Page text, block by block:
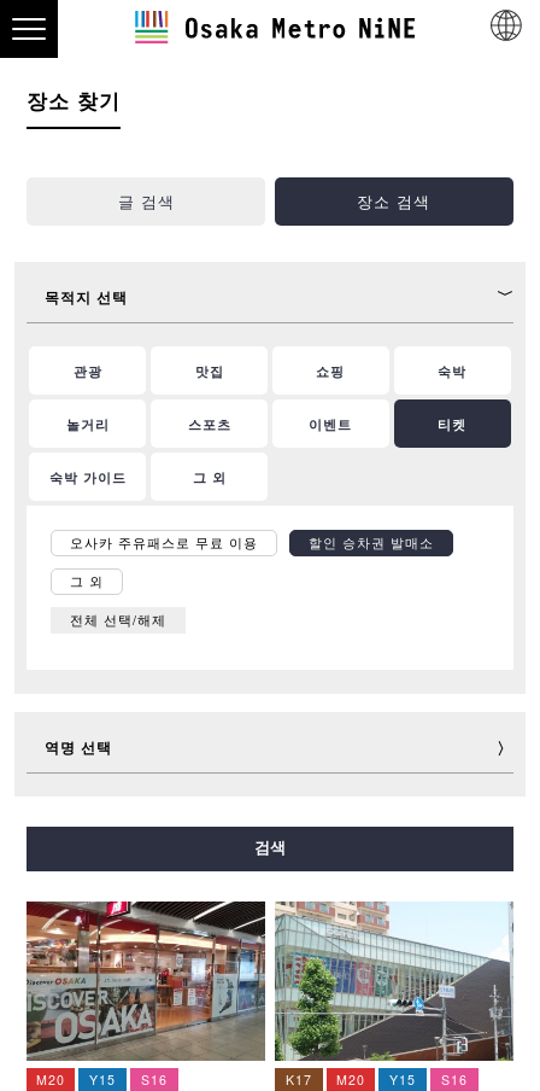
장소 찾기
글 검색 장소 검색
목적지 선택
관광 맛집 쇼핑 숙박
놀거리 스포츠 이벤트 티켓
숙박 가이드 그 외
오사카 주유패스로 무료 이용 할인 승차권 발매소
그 외
전체 선택/해제
역명 선택
사카이스지선
이마자토스지선 뉴트램
검색
M20 Y15 S16 K17 M20 Y15
S16